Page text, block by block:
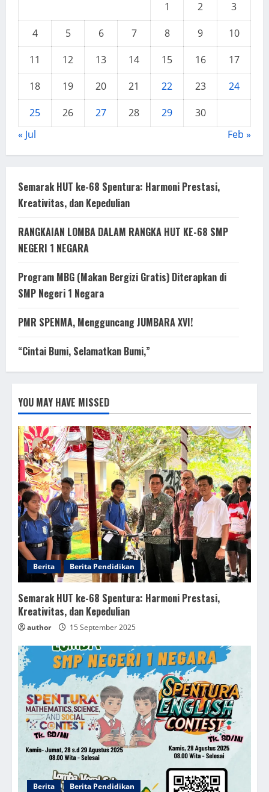
1 2
3
4
5 6 7 8 9
10
11
12 13 14 15 16
17
18
19 20 21 22 23
24
25
26 27 28 29
30
« Jul
Feb »
Semarak HUT ke-68 Spentura: Harmoni Prestasi,
Kreativitas, dan Kepedulian
RANGKAIAN LOMBA DALAM RANGKA HUT KE-68 SMP
NEGERI 1 NEGARA
Program MBG (Makan Bergizi Gratis) Diterapkan di
SMP Negeri 1 Negara
PMR SPENMA, Mengguncang JUMBARA XVI!
“Cintai Bumi, Selamatkan Bumi,”
YOU MAY HAVE MISSED
Berita Berita Pendidikan
Semarak HUT ke-68 Spentura: Harmoni Prestasi,
Kreativitas, dan Kepedulian
author 15 September 2025
Berita Berita Pendidikan